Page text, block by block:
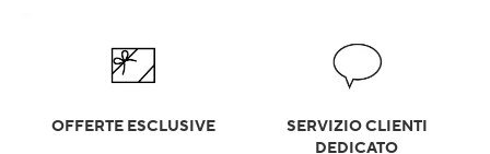
OFFERTE ESCLUSIVE
SERVIZIO CLIENTI
DEDICATO